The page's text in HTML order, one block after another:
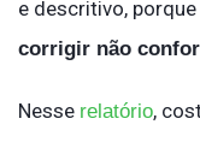
e descritivo,
corrigir não
Nesse relatório,